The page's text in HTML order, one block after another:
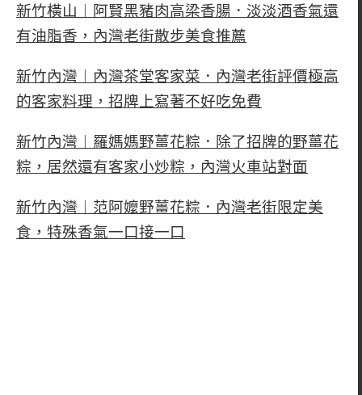
新竹橫山︱阿賢黑豬肉高梁香腸．淡淡酒香氣還
有油脂香，內灣老街散步美食推薦
新竹內灣︱內灣茶堂客家菜．內灣老街評價極高
的客家料理，招牌上寫著不好吃免費
新竹內灣︱羅媽媽野薑花粽．除了招牌的野薑花
粽，居然還有客家小炒粽，內灣火車站對面
新竹內灣︱范阿嬤野薑花粽．內灣老街限定美
食，特殊香氣一口接一口